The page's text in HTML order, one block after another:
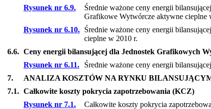
Rysunek nr 6.9.
Średnie ważone ceny energii
Grafikowe Wytwórcze aktywne cieplne
Rysunek nr 6.10. Średnie ważone ceny energii
cieplne w 2010 r.
6.6. Ceny energii bilansującej dla Jednostek Grafikowych
Rysunek nr 6.11.
Średnie ważone ceny energii
7.
ANALIZA KOSZTÓW NA RYNKU
7.1. Całkowite koszty pokrycia zapotrzebowania (KCZ)
Rysunek nr 7.1.
Całkowite koszty pokrycia